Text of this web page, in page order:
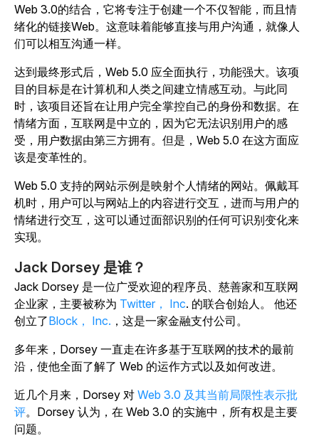
Web 3.0的结合，它将专注于创建一个不仅智能，而且情
绪化的链接Web。这意味着能够直接与用户沟通，就像人
们可以相互沟通一样。
达到最终形式后，Web 5.0 应全面执行，功能强大。该项
目的目标是在计算机和人类之间建立情感互动。与此同
时，该项目还旨在让用户完全掌控自己的身份和数据。在
情绪方面，互联网是中立的，因为它无法识别用户的感
受，用户数据由第三方拥有。但是，Web 5.0 在这方面应
该是变革性的。
Web 5.0 支持的网站示例是映射个人情绪的网站。佩戴耳
机时，用户可以与网站上的内容进行交互，进而与用户的
情绪进行交互，这可以通过面部识别的任何可识别变化来
实现。
Jack Dorsey 是谁？
Jack Dorsey 是一位广受欢迎的程序员、慈善家和互联网
企业家，主要被称为 Twitter， Inc. 的联合创始人。 他还
创立了Block， Inc. ，这是一家金融支付公司。
多年来，Dorsey 一直走在许多基于互联网的技术的最前
沿，使他全面了解了 Web 的运作方式以及如何改进。
近几个月来，Dorsey 对 Web 3.0 及其当前局限性表示批
评。Dorsey 认为，在 Web 3.0 的实施中，所有权是主要
问题。